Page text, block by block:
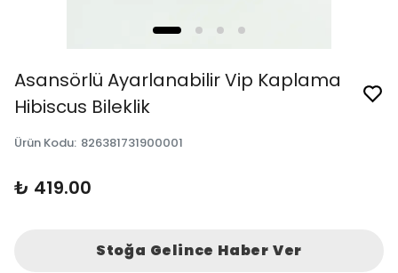
Asansörlü Ayarlanabilir Vip Kaplama
Hibiscus Bileklik
Ürün Kodu: 826381731900001
₺ 419.00
Stoğa Gelince Haber Ver